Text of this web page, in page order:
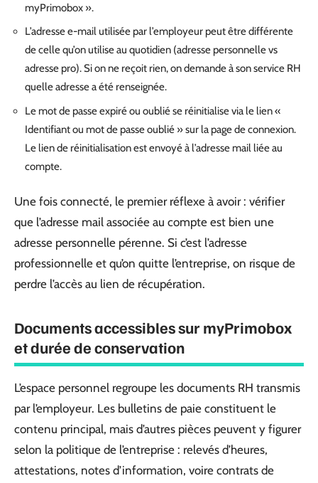
myPrimobox ».
L’adresse e-mail utilisée par l’employeur peut être différente
de celle qu’on utilise au quotidien (adresse personnelle vs
adresse pro). Si on ne reçoit rien, on demande à son service RH
quelle adresse a été renseignée.
Le mot de passe expiré ou oublié se réinitialise via le lien «
Identifiant ou mot de passe oublié » sur la page de connexion.
Le lien de réinitialisation est envoyé à l’adresse mail liée au
compte.
Une fois connecté, le premier réflexe à avoir : vérifier
que l’adresse mail associée au compte est bien une
adresse personnelle pérenne. Si c’est l’adresse
professionnelle et qu’on quitte l’entreprise, on risque de
perdre l’accès au lien de récupération.
Documents accessibles sur myPrimobox
et durée de conservation
L’espace personnel regroupe les documents RH transmis
par l’employeur. Les bulletins de paie constituent le
contenu principal, mais d’autres pièces peuvent y figurer
selon la politique de l’entreprise : relevés d’heures,
attestations, notes d’information, voire contrats de